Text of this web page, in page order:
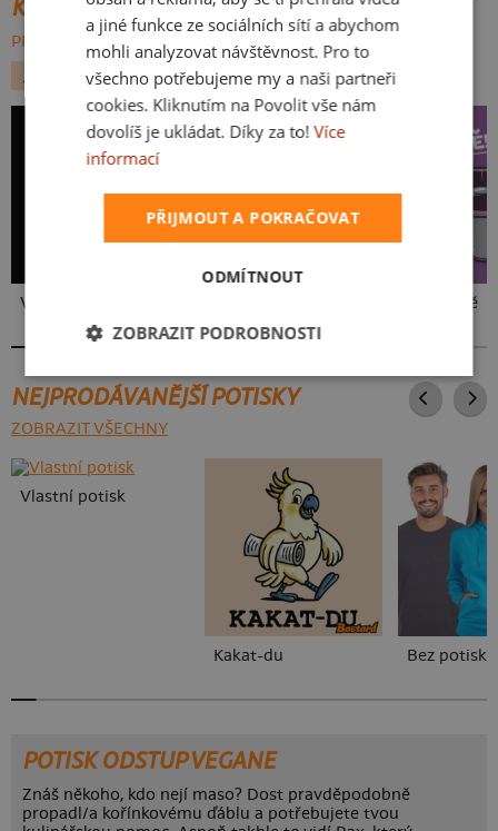
KATEGORIE
PROCHÁZET VŠE:
NÁPISY ŘEZNÍCI
V pressu
To je moje s ženou
Ve formě
NEJPRODÁVANĚJŠÍ POTISKY
ZOBRAZIT VŠECHNY
Vlastní potisk
Kakat-du Bez potisku
POTISK ODSTUP VEGANE
Znáš někoho, kdo nejí maso? Dost pravděpodobně
propadl/a kořínkovému ďáblu a potřebujete tvou
a jiné funkce ze sociálních sítí a abychom
mohli analyzovat návštěvnost. Pro to
všechno potřebujeme my a naši partneři
cookies. Kliknutím na Povolit vše nám
dovolíš je ukládat. Díky za to! Více
informací
PŘIJMOUT A POKRAČOVAT
ODMÍTNOUT
ZOBRAZIT PODROBNOSTI